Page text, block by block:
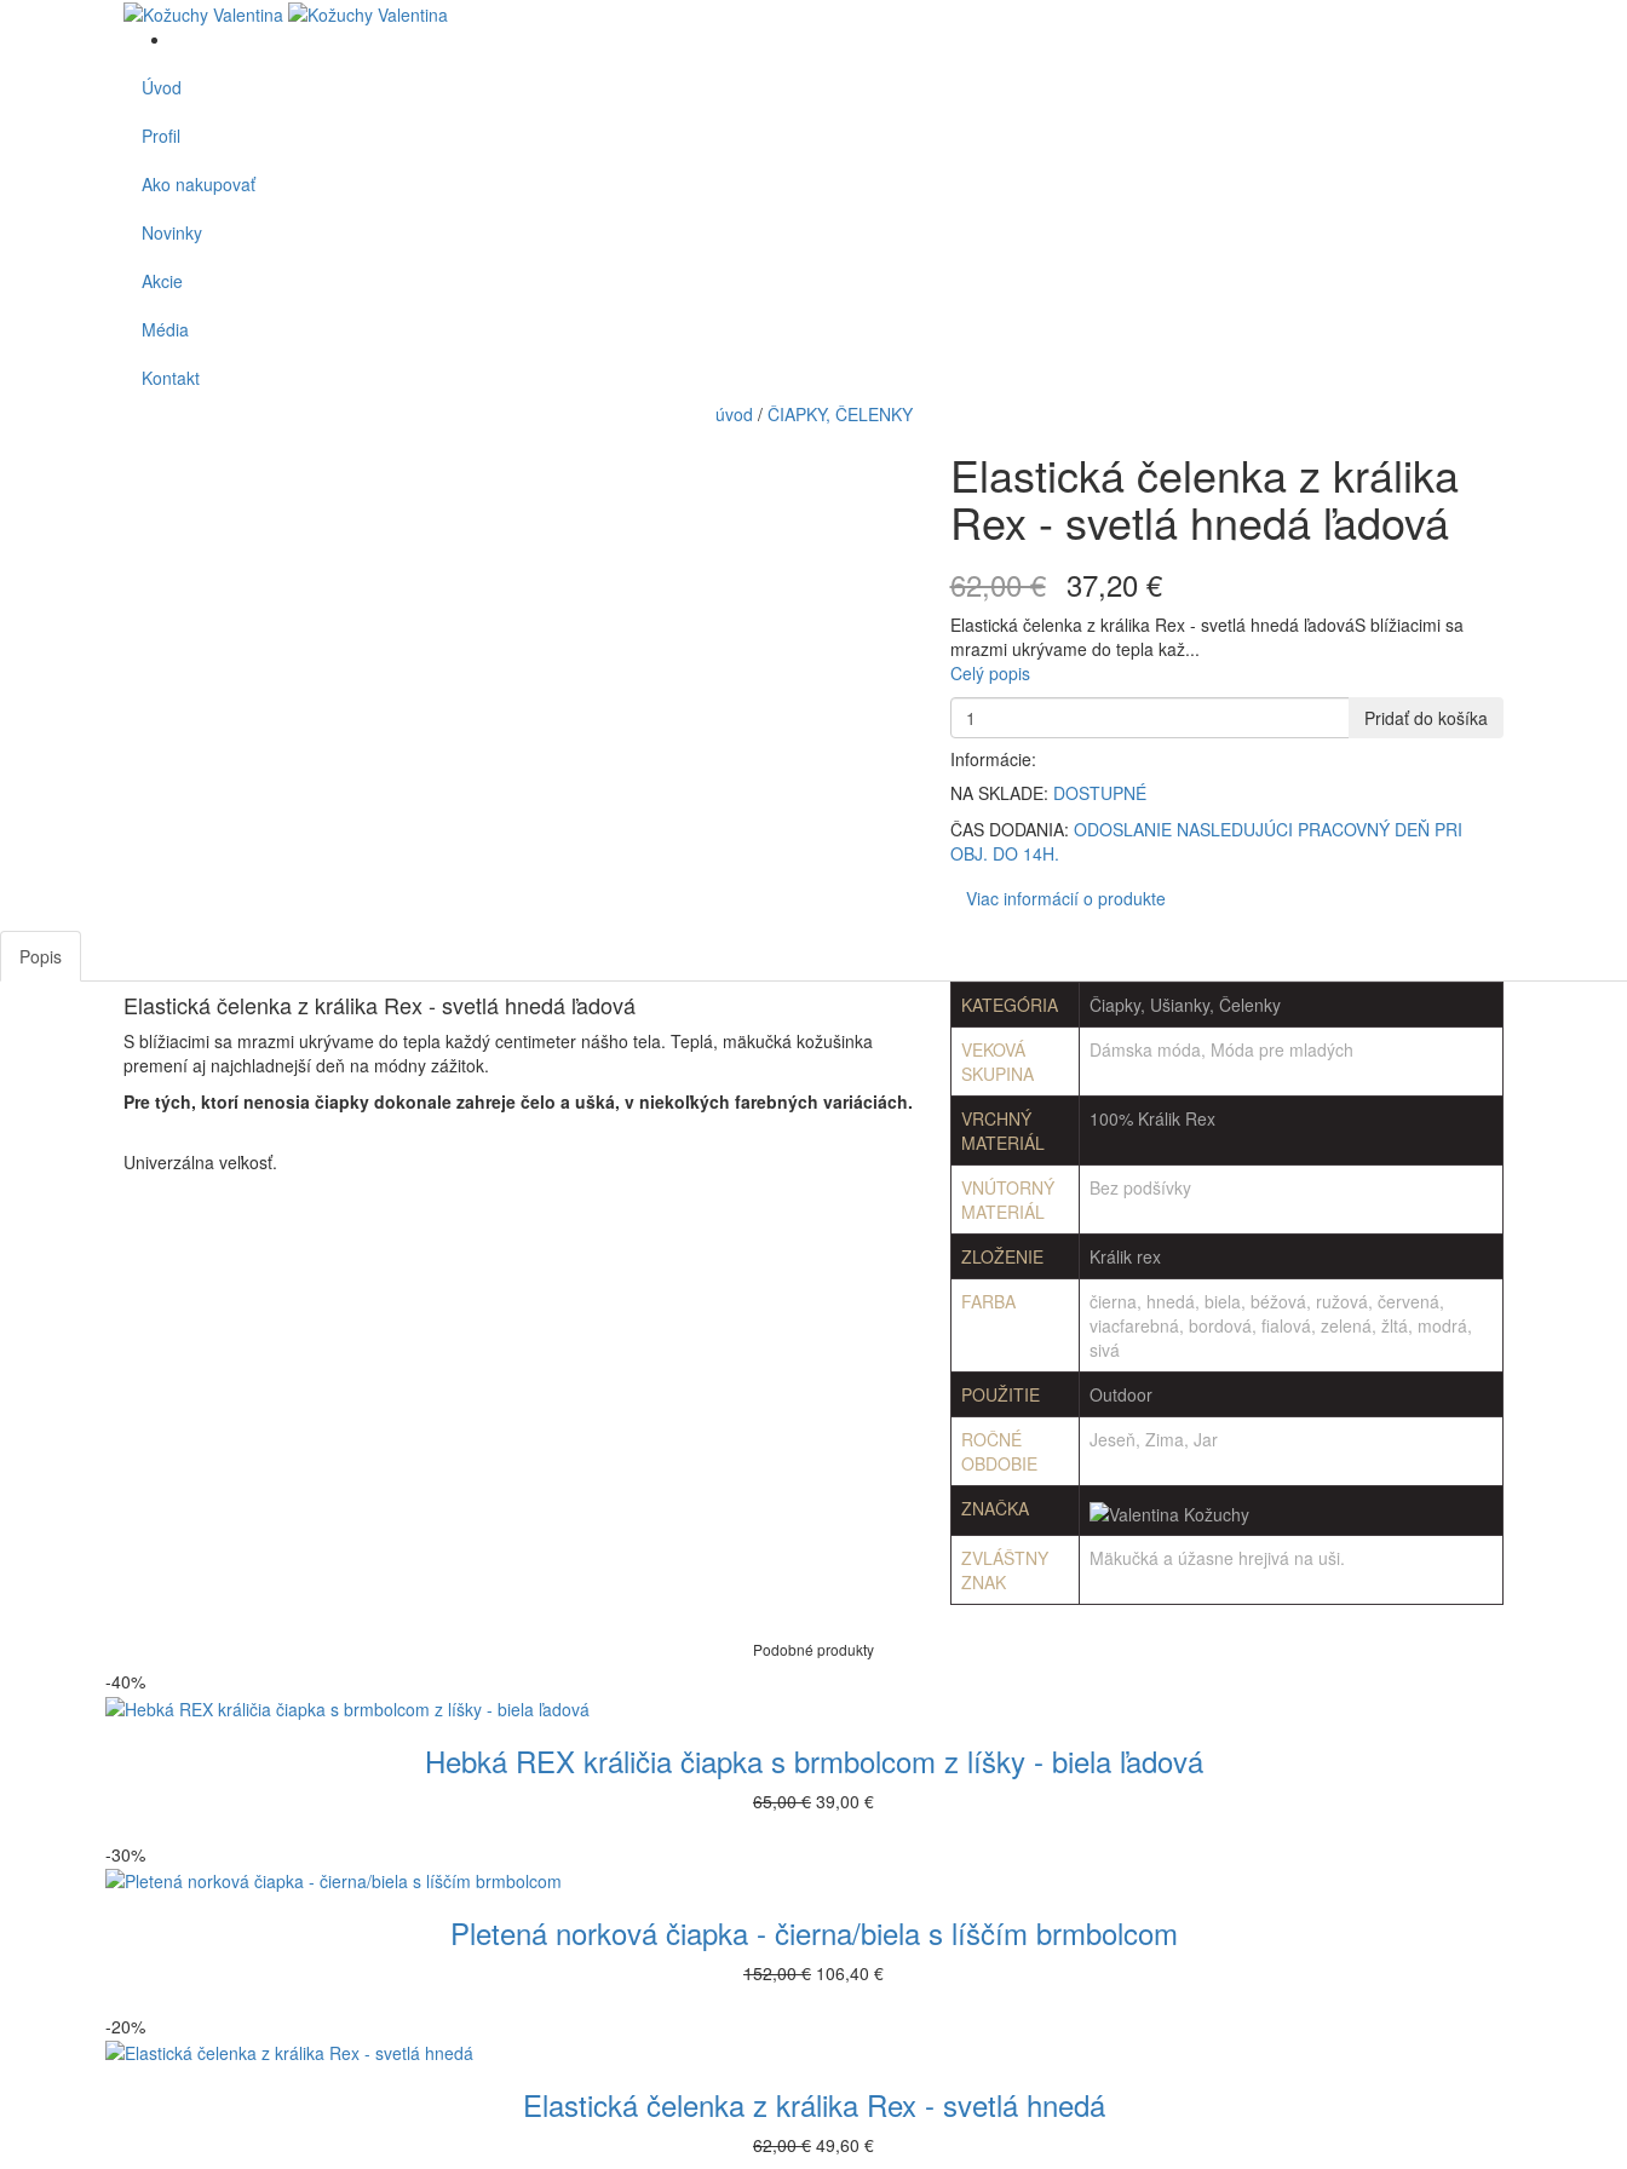
Úvod
Profil
Ako nakupovať
Novinky
Akcie
Média
Kontakt
úvod / ČIAPKY, ČELENKY
Elastická čelenka z králika
Rex - svetlá hnedá ľadová
62,00 € 37,20 €
Elastická čelenka z králika Rex - svetlá hnedá ľadováS blížiacimi sa
mrazmi ukrývame do tepla kaž...
Celý popis
Pridať do košíka
Informácie:
NA SKLADE: DOSTUPNÉ
ČAS DODANIA: ODOSLANIE NASLEDUJÚCI PRACOVNÝ DEŇ PRI
OBJ. DO 14H.
Viac informácií o produkte
Popis
Elastická čelenka z králika Rex - svetlá hnedá ľadová
S blížiacimi sa mrazmi ukrývame do tepla každý centimeter nášho tela. Teplá, mäkučká kožušinka
premení aj najchladnejší deň na módny zážitok.
Pre tých, ktorí nenosia čiapky dokonale zahreje čelo a ušká, v niekoľkých farebných variáciách.
Univerzálna veľkosť.
KATEGÓRIA
Čiapky, Ušianky, Čelenky
VEKOVÁ
SKUPINA
Dámska móda, Móda pre mladých
VRCHNÝ
MATERIÁL
100% Králik Rex
VNÚTORNÝ
MATERIÁL
Bez podšívky
ZLOŽENIE
Králik rex
FARBA
čierna, hnedá, biela, béžová, ružová, červená,
viacfarebná, bordová, fialová, zelená, žltá, modrá,
sivá
POUŽITIE
Outdoor
ROČNÉ
OBDOBIE
Jeseň, Zima, Jar
ZNAČKA
ZVLÁŠTNY
ZNAK
Mäkučká a úžasne hrejivá na uši.
Podobné produkty
-40%
Hebká REX králičia čiapka s brmbolcom z líšky - biela ľadová
65,00 € 39,00 €
-30%
Pletená norková čiapka - čierna/biela s líščím brmbolcom
152,00 € 106,40 €
-20%
Elastická čelenka z králika Rex - svetlá hnedá
62,00 € 49,60 €